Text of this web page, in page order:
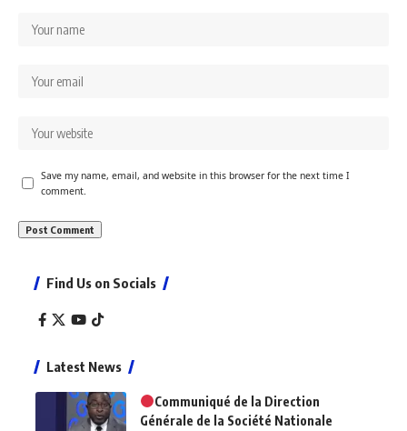
Save my name, email, and website in this browser for the next time I
comment.
Find Us on Socials
Latest News
Communiqué de la Direction
Générale de la Société Nationale